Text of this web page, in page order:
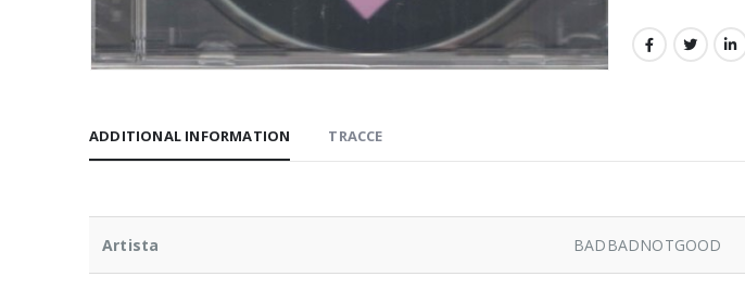
ADDITIONAL INFORMATION TRACCE
Artista BADBADNOTGOOD